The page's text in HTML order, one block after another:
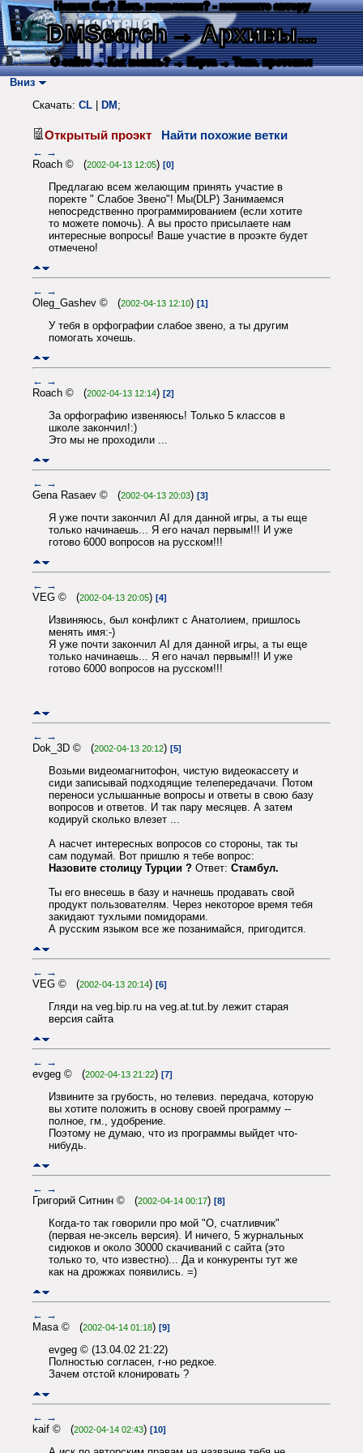
Нашли баг? Есть пожелания? - напишите автору
DMSearch→ Архивы...
О сайте → Как искать? → Карта → Текс. протокол
Вниз
Скачать: CL DM ;
Открытый проэкт Найти похожие ветки
← →
Roach © (2002-04-13 12:05) [0]
Предлагаю всем желающим принять участие в
поректе " Слабое Звено"! Мы(DLP) Занимаемся
непосредственно программированием (если хотите
то можете помочь). А вы просто присылаете нам
интересные вопросы! Ваше участие в проэкте будет
отмечено!
← →
Oleg_Gashev © (2002-04-13 12:10) [1]
У тебя в орфографии слабое звено, а ты другим
помогать хочешь.
← →
Roach © (2002-04-13 12:14) [2]
За орфографию извеняюсь! Только 5 классов в
школе закончил!:)
Это мы не проходили ...
← →
Gena Rasaev © (2002-04-13 20:03) [3]
Я уже почти закончил AI для данной игры, а ты еще
только начинаешь... Я его начал первым!!! И уже
готово 6000 вопросов на русском!!!
← →
VEG © (2002-04-13 20:05) [4]
Извиняюсь, был конфликт с Анатолием, пришлось
менять имя:-)
Я уже почти закончил AI для данной игры, а ты еще
только начинаешь... Я его начал первым!!! И уже
готово 6000 вопросов на русском!!!
← →
Dok_3D © (2002-04-13 20:12) [5]
Возьми видеомагнитофон, чистую видеокассету и
сиди записывай подходящие телепередачачи. Потом
переноси услышанные вопросы и ответы в свою базу
вопросов и ответов. И так пару месяцев. А затем
кодируй сколько влезет ...
А насчет интересных вопросов со стороны, так ты
сам подумай. Вот пришлю я тебе вопрос:
Назовите столицу Турции ? Ответ: Стамбул.
Ты его внесешь в базу и начнешь продавать свой
продукт пользователям. Через некоторое время тебя
закидают тухлыми помидорами.
А русским языком все же позанимайся, пригодится.
← →
VEG © (2002-04-13 20:14) [6]
Гляди на veg.bip.ru на veg.at.tut.by лежит старая
версия сайта
← →
evgeg © (2002-04-13 21:22) [7]
Извините за грубость, но телевиз. передача, которую
вы хотите положить в основу своей программу --
полное, гм., удобрение.
Поэтому не думаю, что из программы выйдет что-
нибудь.
← →
Григорий Ситнин © (2002-04-14 00:17) [8]
Когда-то так говорили про мой "О, счатливчик"
(первая не-эксель версия). И ничего, 5 журнальных
сидюков и около 30000 скачиваний с сайта (это
только то, что известно)... Да и конкуренты тут же
как на дрожжах появились. =)
← →
Masa © (2002-04-14 01:18) [9]
evgeg © (13.04.02 21:22)
Полностью согласен, г-но редкое.
Зачем отстой клонировать ?
← →
kaif © (2002-04-14 02:43) [10]